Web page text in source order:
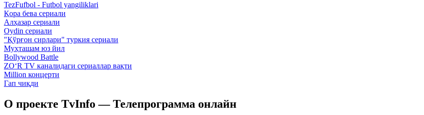
TezFufbol - Futbol yangiliklari
Қора бева сериали
Алҳазар сериали
Oydin сериали
"Қўрғон сирлари" туркия сериали
Муҳташам юз йил
Bollywood Battle
ZO‘R TV каналидаги сериаллар вақти
Million концерти
Гап чиқди
О проекте TvInfo — Телепрограмма онлайн